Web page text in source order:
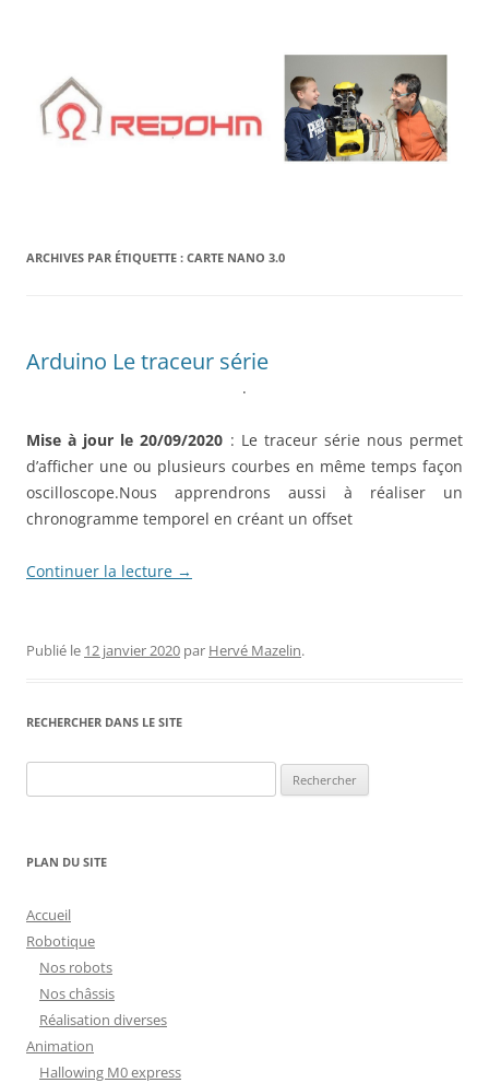
ARCHIVES PAR ÉTIQUETTE : CARTE NANO 3.0
Arduino Le traceur série
.
Mise à jour le 20/09/2020 : Le traceur série nous permet
d’afficher une ou plusieurs courbes en même temps façon
oscilloscope.Nous apprendrons aussi à réaliser un
chronogramme temporel en créant un offset
Continuer la lecture →
Publié le 12 janvier 2020 par Hervé Mazelin.
RECHERCHER DANS LE SITE
PLAN DU SITE
Accueil
Robotique
Nos robots
Nos châssis
Réalisation diverses
Animation
Hallowing M0 express